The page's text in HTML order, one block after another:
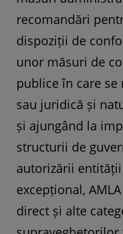
recomandări
dispoziții de
unor măsuri de
publice în care se
sau juridică și
și ajungând la
structurii de
autorizării
excepțional,
direct și alte